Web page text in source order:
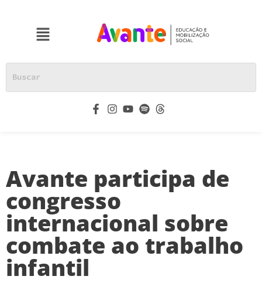
Avante participa de
congresso
internacional sobre
combate ao trabalho
infantil